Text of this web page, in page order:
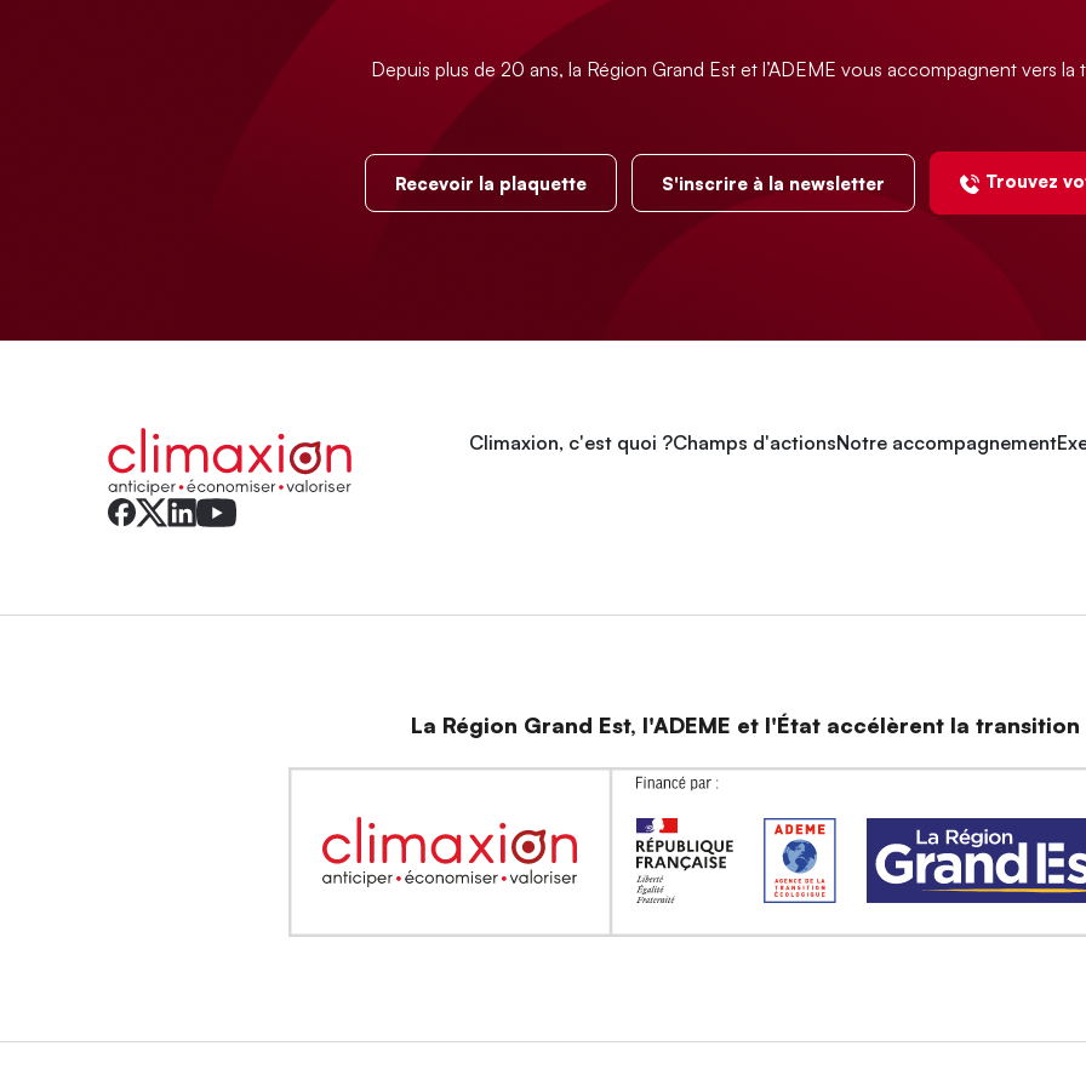
Depuis plus de 20 ans, la Région Grand Est et l’ADEME vous accompagnent vers
Recevoir la plaquette S'inscrire à la newsletter Trouvez
Climaxion, c'est quoi ?Champs d'actionsNotre accompagnement
La Région Grand Est, l'ADEME et l'État accélèrent la